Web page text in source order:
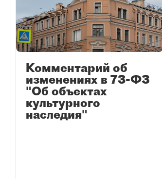
Комментарий об
изменениях в 73-ФЗ
"Об объектах
культурного
наследия"